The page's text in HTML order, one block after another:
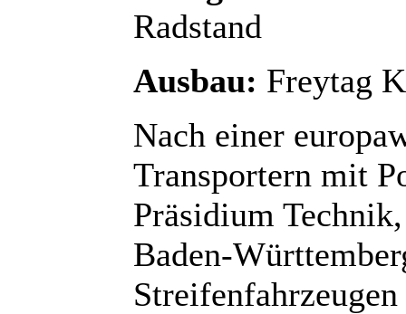
Radstand
Ausbau: Freytag
Nach einer
Transportern mit
Präsidium
Baden-